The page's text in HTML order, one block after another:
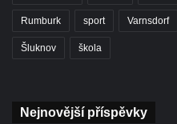
Rumburk sport Varnsdorf
Šluknov škola
Nejnovější příspěvky